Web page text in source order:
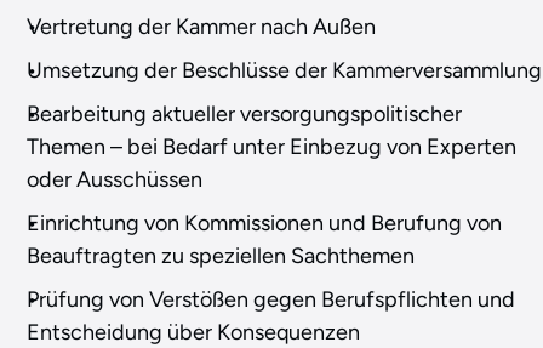
Vertretung der Kammer nach Außen
Umsetzung der Beschlüsse der Kammerversammlung
Bearbeitung aktueller versorgungspolitischer
Themen – bei Bedarf unter Einbezug von Experten
oder Ausschüssen
Einrichtung von Kommissionen und Berufung von
Beauftragten zu speziellen Sachthemen
Prüfung von Verstößen gegen Berufspflichten und
Entscheidung über Konsequenzen